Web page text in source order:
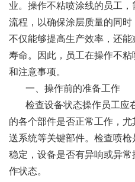
业。操作不粘喷涂线的员工
流程，以确保涂层质量的同
不仅能够提高生产效率，还
寿命。因此，员工在操作不
和注意事项。
一、操作前的准备工作
检查设备状态操作员工应
的各个部件是否正常工作，
送系统等关键部件。检查喷
稳定，设备是否有异响或异
作状态。